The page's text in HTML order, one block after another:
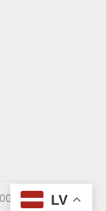
2024,
LV